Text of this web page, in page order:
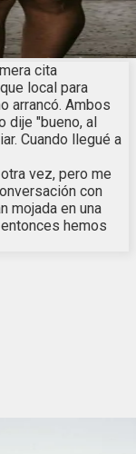
cita
local para
arrancó. Ambos
dije "bueno, al
Cuando llegué a
vez, pero me
con
mojada en una
hemos